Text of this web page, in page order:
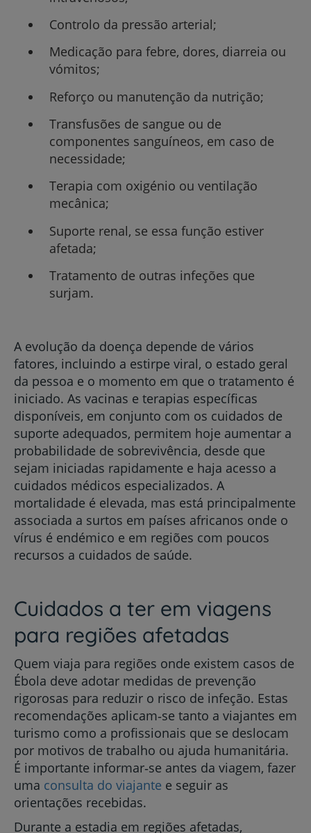
Controlo da pressão arterial;
Medicação para febre, dores, diarreia ou
vómitos;
Reforço ou manutenção da nutrição;
Transfusões de sangue ou de
componentes sanguíneos, em caso de
necessidade;
Terapia com oxigénio ou ventilação
mecânica;
Suporte renal, se essa função estiver
afetada;
Tratamento de outras infeções que
surjam.
A evolução da doença depende de vários
fatores, incluindo a estirpe viral, o estado geral
da pessoa e o momento em que o tratamento é
iniciado. As vacinas e terapias específicas
disponíveis, em conjunto com os cuidados de
suporte adequados, permitem hoje aumentar a
probabilidade de sobrevivência, desde que
sejam iniciadas rapidamente e haja acesso a
cuidados médicos especializados. A
mortalidade é elevada, mas está principalmente
associada a surtos em países africanos onde o
vírus é endémico e em regiões com poucos
recursos a cuidados de saúde.
Cuidados a ter em viagens
para regiões afetadas
Quem viaja para regiões onde existem casos de
Ébola deve adotar medidas de prevenção
rigorosas para reduzir o risco de infeção. Estas
recomendações aplicam‑se tanto a viajantes em
turismo como a profissionais que se deslocam
por motivos de trabalho ou ajuda humanitária.
É importante informar‑se antes da viagem, fazer
uma consulta do viajante e seguir as
orientações recebidas.
Durante a estadia em regiões afetadas,